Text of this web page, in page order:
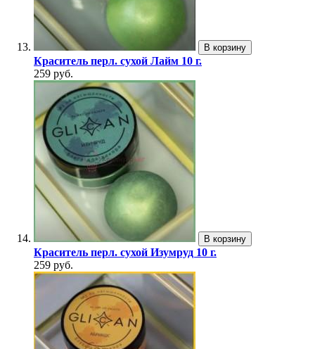
В корзину
Краситель перл. сухой Лайм 10 г.
259 руб.
В корзину
Краситель перл. сухой Изумруд 10 г.
259 руб.